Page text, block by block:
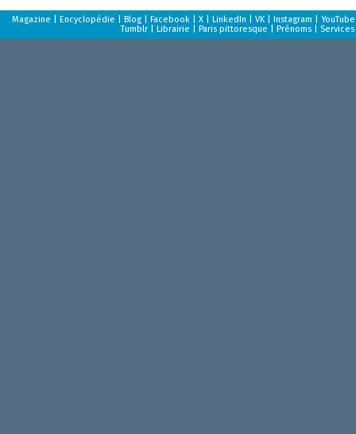
Magazine |Encyclopédie |Blog |Facebook |X |LinkedIn |VK |Instagram |YouTube
Tumblr |Librairie |Paris pittoresque |Prénoms Services